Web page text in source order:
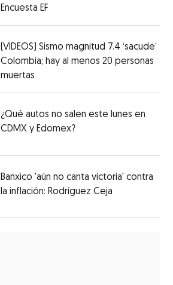
Encuesta EF
(VIDEOS) Sismo magnitud 7.4 ‘sacude’
Colombia; hay al menos 20 personas
muertas
¿Qué autos no salen este lunes en
CDMX y Edomex?
Banxico 'aún no canta victoria' contra
la inflación: Rodríguez Ceja